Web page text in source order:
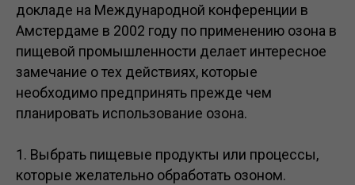
докладе на Международной конференции в
Амстердаме в 2002 году по применению озона в
пищевой промышленности делает интересное
замечание о тех действиях, которые
необходимо предпринять прежде чем
планировать использование озона.
1. Выбрать пищевые продукты или процессы,
которые желательно обработать озоном.